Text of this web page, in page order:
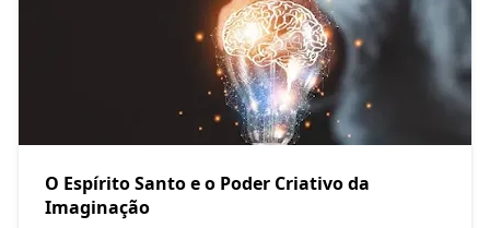
O Espírito Santo e o Poder Criativo da
Imaginação